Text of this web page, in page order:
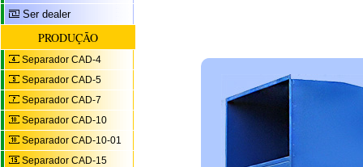
Ser dealer
PRODUÇÃO
Separador CAD-4
Separador CAD-5
Separador CAD-7
Separador CAD-10
Separador CAD-10-01
Separador CAD-15